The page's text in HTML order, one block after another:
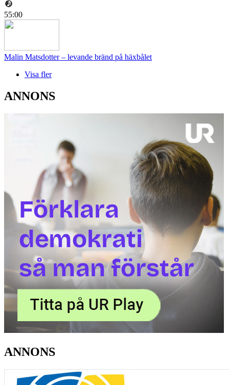
55:00
Malin Matsdotter – levande bränd på häxbålet
Visa fler
ANNONS
ANNONS